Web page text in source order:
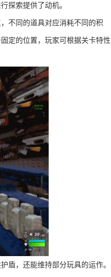
探索提供了动机。
不同的道具对应消耗不同的积
定的位置，玩家可根据关卡特性
盾，还能维持部分玩具的运作。